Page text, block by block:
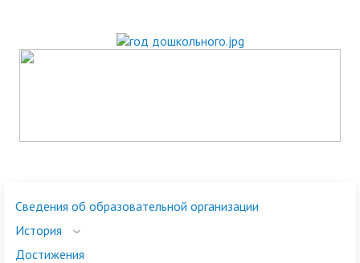
Сведения об образовательной организации
История
Достижения